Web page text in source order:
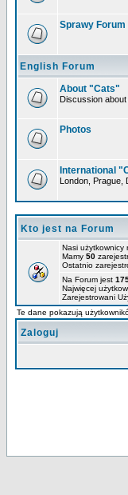
Sprawy Forum
English Forum
About "Cats"
Discussion
Photos
International
London, Prague,
Kto jest na Forum
Nasi użytkownicy
Mamy 50
Ostatnio
Na Forum jest
Najwięcej
Zarejestrowani
Te dane pokazują
Zaloguj